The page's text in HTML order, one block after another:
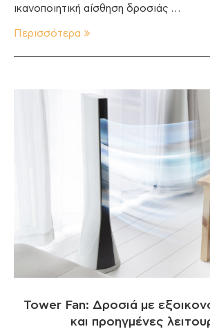
ικανοποιητική αίσθηση δροσιάς …
Περισσότερα
Tower Fan: Δροσιά με
και προηγμένες